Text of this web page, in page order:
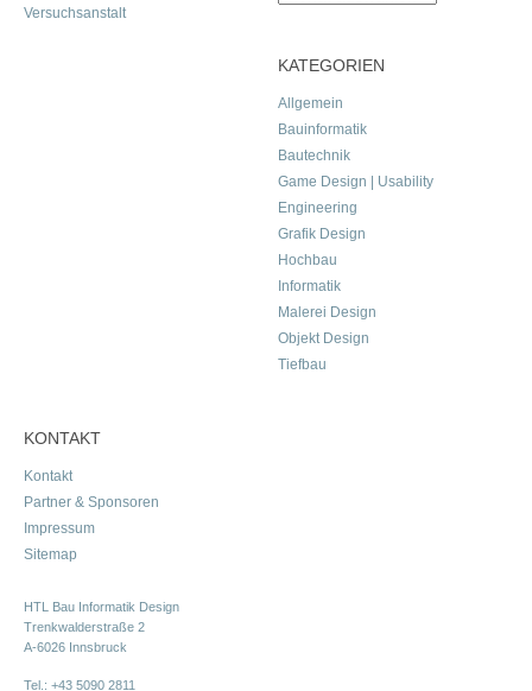
Versuchsanstalt
KATEGORIEN
Allgemein
Bauinformatik
Bautechnik
Game Design | Usability
Engineering
Grafik Design
Hochbau
Informatik
Malerei Design
Objekt Design
Tiefbau
KONTAKT
Kontakt
Partner & Sponsoren
Impressum
Sitemap
HTL Bau Informatik Design
Trenkwalderstraße 2
A-6026 Innsbruck
Tel.: +43 5090 2811